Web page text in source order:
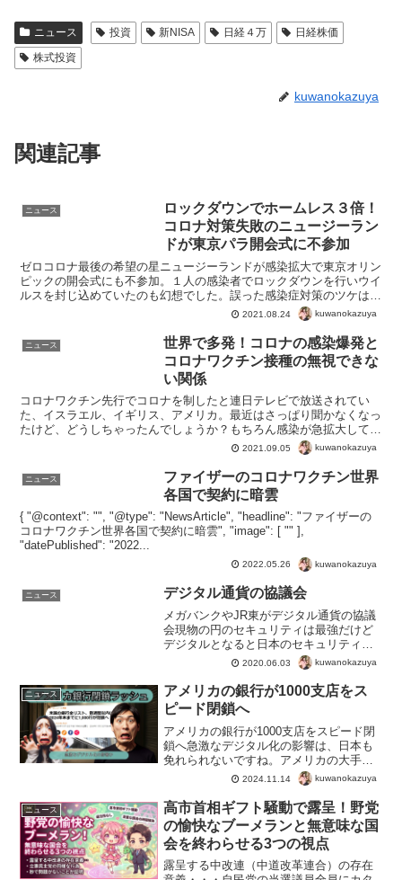
ニュース 投資 新NISA 日経４万
日経株価
株式投資
kuwanokazuya
関連記事
ニュース
ロックダウンでホームレス３倍！
コロナ対策失敗のニュージーラン
ドが東京パラ開会式に不参加
ゼロコロナ最後の希望の星ニュージーランドが感染拡大で東京オリン
ピックの開会式にも不参加。１人の感染者でロックダウンを行いウイ
ルスを封じ込めていたのも幻想でした。誤った感染症対策のツケは大
きそうです。ニュージーランドがロックダウンで獲得したの...
2021.08.24 kuwanokazuya
ニュース
世界で多発！コロナの感染爆発と
コロナワクチン接種の無視できな
い関係
コロナワクチン先行でコロナを制したと連日テレビで放送されてい
た、イスラエル、イギリス、アメリカ。最近はさっぱり聞かなくなっ
たけど、どうしちゃったんでしょうか？もちろん感染が急拡大してワ
クチンで感染爆発？このデータでわかるように、テレビで放送...
2021.09.05 kuwanokazuya
ニュース
ファイザーのコロナワクチン世界
各国で契約に暗雲
{ "@context": "", "@type": "NewsArticle", "headline": "ファイザーの
コロナワクチン世界各国で契約に暗雲", "image": [ "" ],
"datePublished": "2022...
2022.05.26 kuwanokazuya
ニュース デジタル通貨の協議会
メガバンクやJR東がデジタル通貨の協議
会現物の円のセキュリティは最強だけど
デジタルとなると日本のセキュリティは
甘いから不安だわ。マイナンバーなどで
もわかるように、日本のシステム自体が
貧弱すぎて使い物にならない。そうなる
と基幹システムは外国産...
2020.06.03 kuwanokazuya
ニュース
アメリカの銀行が1000支店をス
ピード閉鎖へ
アメリカの銀行が1000支店をスピード閉
鎖へ急激なデジタル化の影響は、日本も
免れられないですね。アメリカの大手銀
行で、支店の閉鎖ラッシュ。米国の大手
銀行は、今年末までに全米で1,000支店を
閉鎖する計画。なかにはわずか3週間で閉
鎖されるとい...
2024.11.14 kuwanokazuya
ニュース
高市首相ギフト騒動で露呈！野党
の愉快なブーメランと無意味な国
会を終わらせる3つの視点
露呈する中改連（中道改革連合）の存在